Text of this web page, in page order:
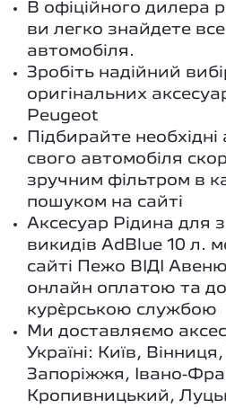
В офіційного дилера
ви легко знайдете
автомобіля.
Зробіть надійний
оригінальних
Peugeot
Підбирайте
свого автомобіля
зручним фільтром в
пошуком на сайті
Аксесуар Рідина для
викидів AdBlue 10 л.
сайті Пежо ВІДІ
онлайн оплатою та
кур`єрською службою
Ми доставляємо
Україні: Київ,
Запоріжжя, Івано-
Кропивницький,